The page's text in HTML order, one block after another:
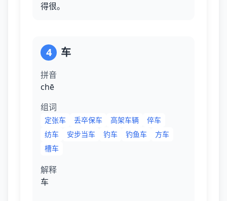
得很。
4 车
拼音
chē
组词
定张车 丢卒保车 高架车辆
倅车
纺车
安步当车 钓车 钓鱼车
方车
槽车
解释
车